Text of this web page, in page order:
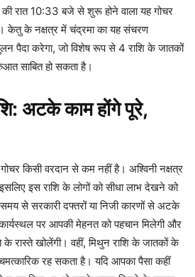
रात 10:33 बजे से शुरू होने वाला यह गोचर
केतु के नक्षत्र में चंद्रमा का यह संचरण
पैदा करेगा, जो विशेष रूप से 4 राशि के जातकों
साबित हो सकता है।
अटके काम होंगे पूरे,
किसी वरदान से कम नहीं है। अश्विनी नक्षत्र
इस राशि के लोगों को सीधा लाभ देखने को
से सरकारी दफ्तरों या निजी कारणों से अटके
पर आपकी मेहनत को पहचान मिलेगी और
के रास्ते खोलेंगी। वहीं, मिथुन राशि के जातकों के
रह सकता है। यदि आपका पैसा कहीं